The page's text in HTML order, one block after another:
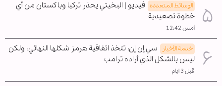
الوسائط المتعدده فيديو | البخيتي يحذر تركيا وباكستان من أي
خطوة تصعيدية
أمس 12:42
خدمة الأخبار
سي إن إن: تتخذ اتفاقية هرمز شكلها النهائي، ولكن
ليس بالشكل الذي أراده ترامب
قبل 3 ايام